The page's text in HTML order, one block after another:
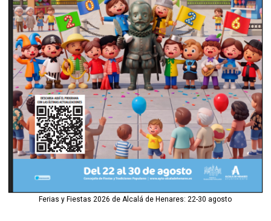
Ferias y Fiestas 2026 de Alcalá de Henares: 22-30 agosto